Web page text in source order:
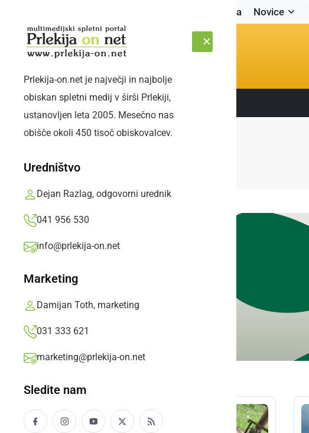
Naslovnica Novice
ČETRTEK, 6. AVGUST 2026 Sledite nam:
Prlekija-on.net je največji in najbolje
obiskan spletni medij v širši Prlekiji,
ustanovljen leta 2005. Mesečno nas
obišče okoli 450 tisoč obiskovalcev.
Uredništvo
Dejan Razlag, odgovorni urednik
041 956 530
info@prlekija-on.net
Marketing
Damijan Toth, marketing
031 333 621
marketing@prlekija-on.net
Sledite nam